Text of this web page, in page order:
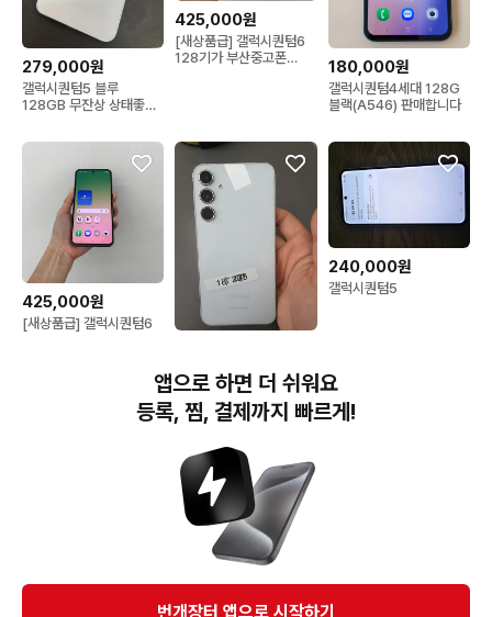
279,000원
갤럭시퀀텀5 블루
128GB 무잔상 상태좋은
425,000원
[새상품급] 갤럭시퀀텀6
128기가 부산중고폰
180,000원
갤럭시퀀텀4세대 128G
블랙(A546) 판매합니다
425,000원
[새상품급] 갤럭시퀀텀6
(185)갤럭시퀀텀5 128
판매합니다
240,000원
갤럭시퀀텀5
번개장터(주) 사업자정보, 이용약관 및 기타 법적고지
번개장터㈜는 통신판매중개자이며, 통신판매의 당사자가 아닙니다. 전자상거래 등에서의
소비자보호에 관한 법률 등 관련 법령 및 번개장터㈜의 약관에 따라 상품, 상품정보, 거래에 관한 책임은
개별 판매자에게 귀속하고, 번개장터㈜는 원칙적으로 회원간 거래에 대하여 책임을 지지 않습니다.
다만, 번개장터㈜가 직접 판매하는 상품에 대한 책임은 번개장터㈜에게 귀속합니다.
Ⓒ Bungaejangter Inc. all rights reserved.
앱으로 하면 더 쉬워요
등록, 찜, 결제까지 빠르게!
번개장터 앱으로 시작하기